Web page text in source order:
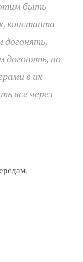
быть
константа
догонять,
но
в их
все через